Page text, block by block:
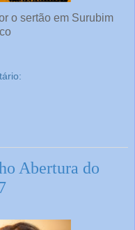
o sertão em Surubim
Abertura do